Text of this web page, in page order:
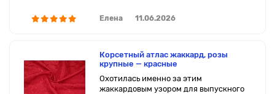
Елена 11.06.2026
Корсетный атлас жаккард, розы
крупные — красные
Охотилась именно за этим
жаккардовым узором для выпускного